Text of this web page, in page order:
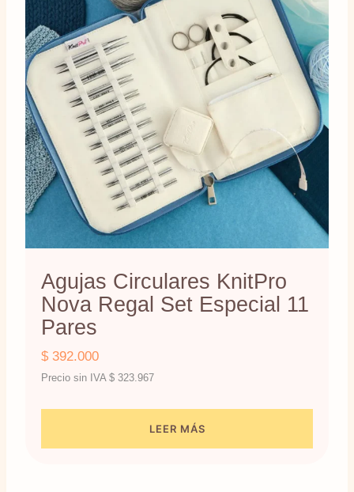
Agujas Circulares KnitPro
Nova Regal Set Especial 11
Pares
$ 392.000
Precio sin IVA $ 323.967
LEER MÁS